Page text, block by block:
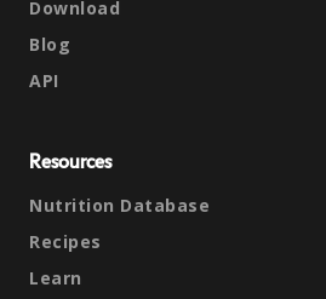
Download
Blog
API
Resources
Nutrition Database
Recipes
Learn